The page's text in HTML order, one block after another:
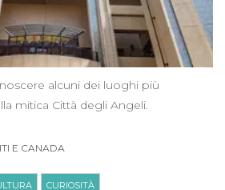
alcuni dei luoghi più
mitica Città degli Angeli.
E CANADA
CURIOSITÀ